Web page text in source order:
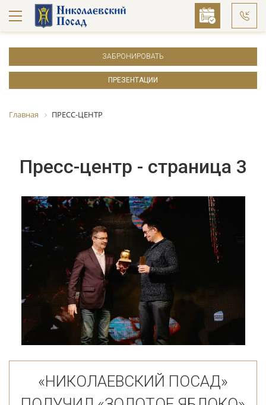
ЗАБРОНИРОВАТЬ
ПРЕЗЕНТАЦИИ
Главная ПРЕСС-ЦЕНТР
Пресс-центр - страница 3
«НИКОЛАЕВСКИЙ ПОСАД»